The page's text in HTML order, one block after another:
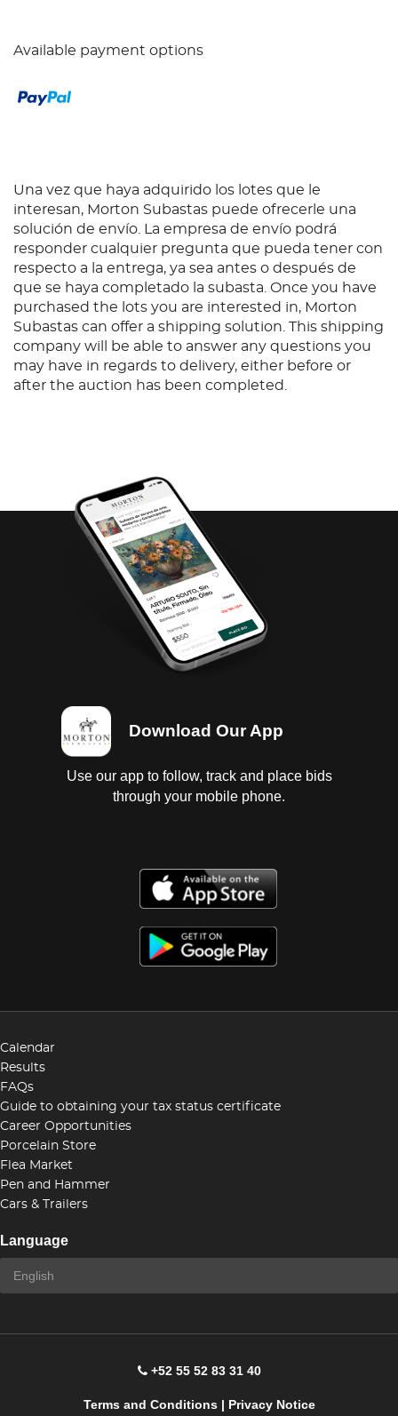
Available payment options
Una vez que haya adquirido los lotes que le
interesan, Morton Subastas puede ofrecerle una
solución de envío. La empresa de envío podrá
responder cualquier pregunta que pueda tener con
respecto a la entrega, ya sea antes o después de
que se haya completado la subasta. Once you have
purchased the lots you are interested in, Morton
Subastas can offer a shipping solution. This shipping
company will be able to answer any questions you
may have in regards to delivery, either before or
after the auction has been completed.
Download Our App
Use our app to follow, track and place bids
through your mobile phone.
Calendar
Results
FAQs
Guide to obtaining your tax status certificate
Career Opportunities
Porcelain Store
Flea Market
Pen and Hammer
Cars & Trailers
Language
+52 55 52 83 31 40
Terms and Conditions| Privacy Notice